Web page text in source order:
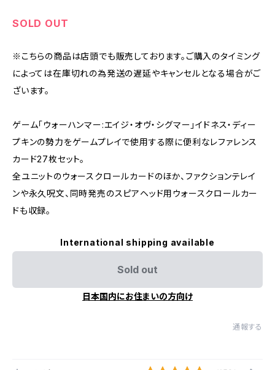
SOLD OUT
※こちらの商品は店頭でも販売しております。ご購入のタイミング
によっては在庫切れの為発送の遅延やキャンセルとなる場合がご
ざいます。
ゲーム「ウォーハンマー:エイジ・オヴ・シグマー」イドネス・ディー
プキンの勢力をゲームプレイで使用する際に便利なレファレンス
カード27枚セット。
全ユニットのウォースクロールカードのほか、ファクションテレイ
ンや永久呪文、同時発売のスピアヘッド用ウォースクロールカー
ドも収録。
International shipping available
Sold out
日本国内にお住まいの方向け
通報する